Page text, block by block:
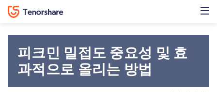
피크민 밀접도 중요성 및 효
과적으로 올리는 방법